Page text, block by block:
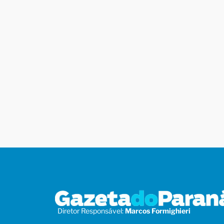
Diretor Responsável: Marcos Formighieri